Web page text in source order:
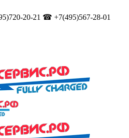
20-21 ☎ +7(495)567-28-01